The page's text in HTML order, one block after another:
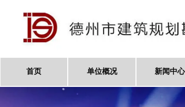
首页 单位概况 新闻中心